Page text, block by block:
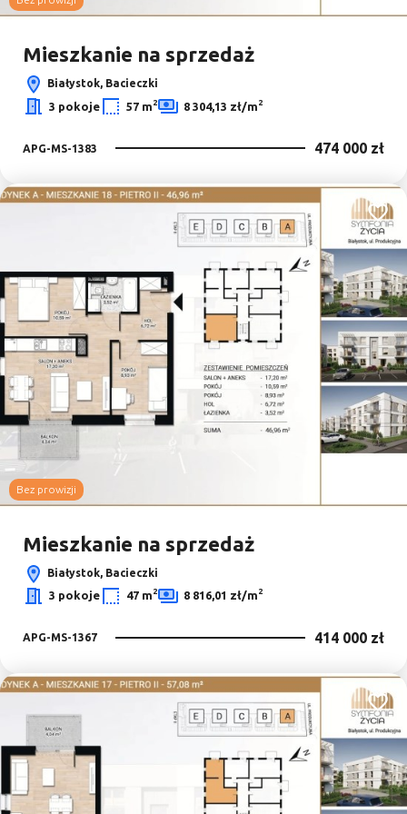
Mieszkanie na sprzedaż
Białystok, Bacieczki
3 pokoje 57 m2 8 304,13 zł/m2
APG-MS-1383 474 000 zł
Bez prowizji
Mieszkanie na sprzedaż
Białystok, Bacieczki
3 pokoje 47 m2 8 816,01 zł/m2
APG-MS-1367 414 000 zł